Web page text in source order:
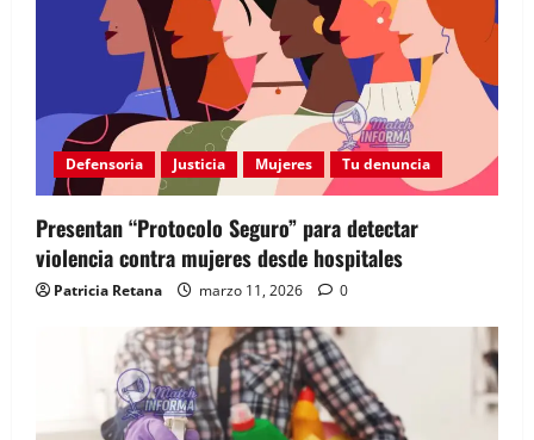
Defensoria Justicia Mujeres Tu denuncia
Presentan “Protocolo Seguro” para detectar
violencia contra mujeres desde hospitales
Patricia Retana marzo 11, 2026 0